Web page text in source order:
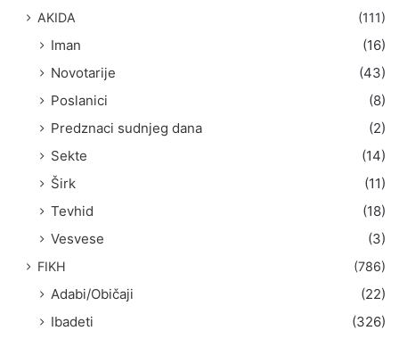
AKIDA
(111)
Iman
(16)
Novotarije
(43)
Poslanici
(8)
Predznaci sudnjeg dana
(2)
Sekte
(14)
Širk
(11)
Tevhid
(18)
Vesvese
(3)
FIKH (786)
Adabi/Običaji
(22)
Ibadeti
(326)